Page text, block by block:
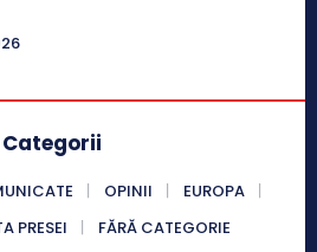
Categorii
OPINII
EUROPA
PRESEI FĂRĂ CATEGORIE